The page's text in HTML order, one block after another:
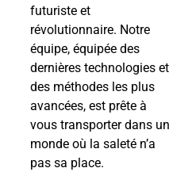
futuriste et
révolutionnaire. Notre
équipe, équipée des
dernières technologies et
des méthodes les plus
avancées, est prête à
vous transporter dans un
monde où la saleté n’a
pas sa place.